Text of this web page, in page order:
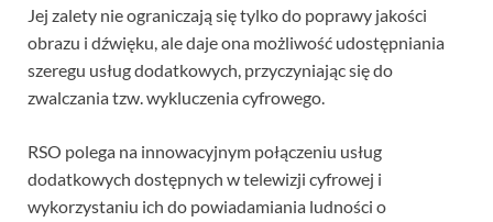
Jej zalety nie ograniczają się tylko do poprawy jakości
obrazu i dźwięku, ale daje ona możliwość udostępniania
szeregu usług dodatkowych, przyczyniając się do
zwalczania tzw. wykluczenia cyfrowego.
RSO polega na innowacyjnym połączeniu usług
dodatkowych dostępnych w telewizji cyfrowej i
wykorzystaniu ich do powiadamiania ludności o